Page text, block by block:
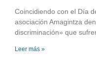
Coincidiendo con el Día
asociación Amagintza
discriminación» que
Leer más »